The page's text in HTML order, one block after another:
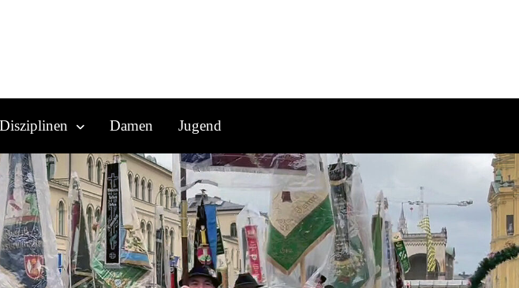
Disziplinen Damen Jugend